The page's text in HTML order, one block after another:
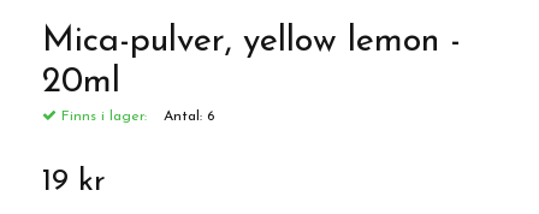
Mica-pulver, yellow lemon -
20ml
Finns i lager: Antal: 6
19 kr